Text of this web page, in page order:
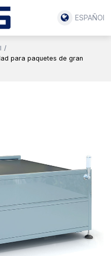
ESPAÑOL
/
para paquetes de gran